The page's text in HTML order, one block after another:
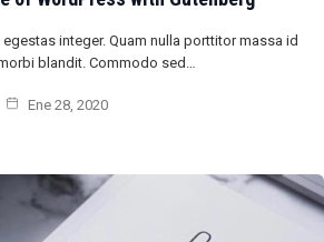
integer. Quam nulla porttitor massa id
blandit. Commodo sed…
Ene 28, 2020